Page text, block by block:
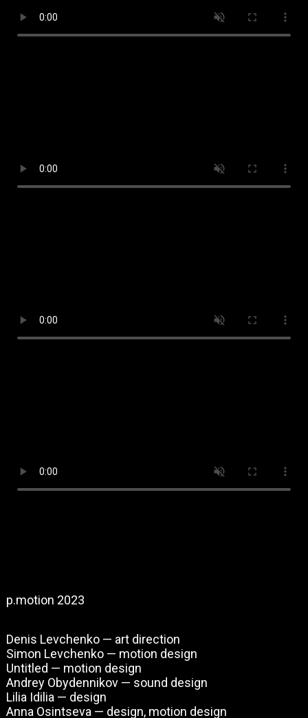
p.motion 2023
Denis Levchenko — art direction
Simon Levchenko — motion design
Untitled — motion design
Andrey Obydennikov — sound design
Lilia Idilia — design
Anna Osintseva — design, motion design